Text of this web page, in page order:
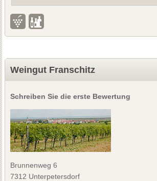
Weingut Franschitz
Schreiben Sie die erste Bewertung
Brunnenweg 6
7312 Unterpetersdorf